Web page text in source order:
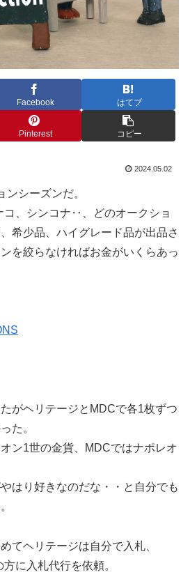
Facebook はてブ
Pinterest コピー
2024.05.02
シーズンだ。
コ、シンコナ‥、どのオークショ
希少品、ハイグレード品が出品さ
を絞らなければお金がいくらあっ
がヘリテージとMDCで各1枚ずつ
た。
ン1世の金貨、MDCではナポレオ
はり好きなのだな・・と自分でも
てヘリテージは自分で入札、
に入札代行を依頼。